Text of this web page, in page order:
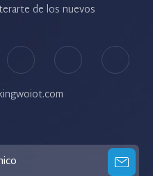
de los nuevos